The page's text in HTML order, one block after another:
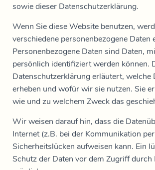
sowie dieser Datenschutzerklärung.
Wenn Sie diese Website benutzen,
verschiedene personenbezogene Daten
Personenbezogene Daten sind Daten,
persönlich identifiziert werden können.
Datenschutzerklärung erläutert, welche
erheben und wofür wir sie nutzen. Sie
wie und zu welchem Zweck das
Wir weisen darauf hin, dass die
Internet (z.B. bei der Kommunikation
Sicherheitslücken aufweisen kann. Ein
Schutz der Daten vor dem Zugriff